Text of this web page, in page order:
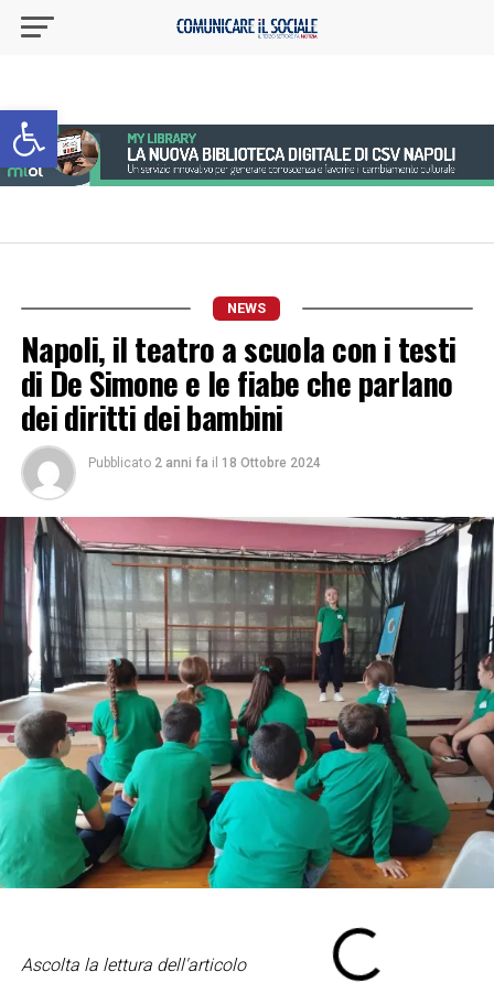
Apri la barra degli strumenti
NEWS
Napoli, il teatro a scuola con i testi
di De Simone e le fiabe che parlano
dei diritti dei bambini
Pubblicato 2 anni fa il 18 Ottobre 2024
Ascolta la lettura dell'articolo